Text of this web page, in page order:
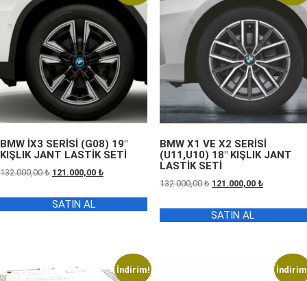
BMW İX3 SERİSİ (G08) 19″
KIŞLIK JANT LASTİK SETİ
132.000,00₺ Orijinal
132.000,00 ₺.
121.000,00 ₺Şu
fiyat:
121.000,00 ₺.
SATIN AL
BMW X1 VE X2 SERİSİ
(U11,U10) 18″ KIŞLIK JANT
LASTİK SETİ
132.000,00₺ Orijinal
132.000,00 ₺.
121.000,00 ₺Şu
fiyat:
121.000,00
SATIN AL
İndirim!